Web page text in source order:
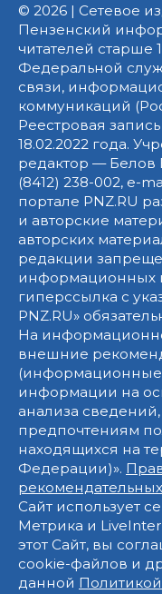
© 2026 | Сетевое
Пензенский
читателей старше
Федеральной
связи,
коммуникаций
Реестровая
18.02.2022 года.
редактор —
(8412) 238-002, e-
портале PNZ.RU
и авторские
авторских
редакции
информационных
гиперссылка с
PNZ.RU»
На
внешние
(информационные
информации на
анализа
предпочтениям
находящихся на
Федерации)».
Сайт использует
Метрика и
этот Сайт, вы
cookie-файлов и
данной